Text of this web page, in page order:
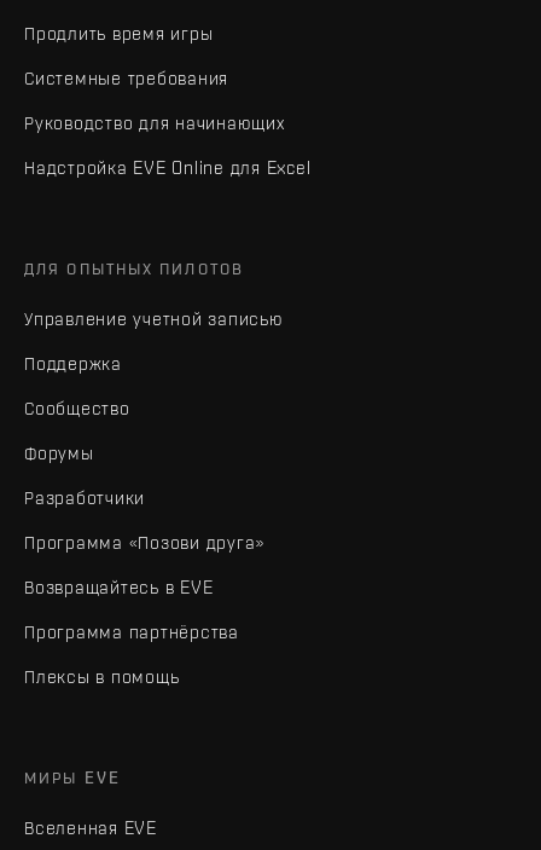
Продлить время игры
Системные требования
Руководство для начинающих
Надстройка EVE Online для Excel
ДЛЯ ОПЫТНЫХ ПИЛОТОВ
Управление учетной записью
Поддержка
Сообщество
Форумы
Разработчики
Программа «Позови друга»
Возвращайтесь в EVE
Программа партнёрства
Плексы в помощь
МИРЫ EVE
Вселенная EVE